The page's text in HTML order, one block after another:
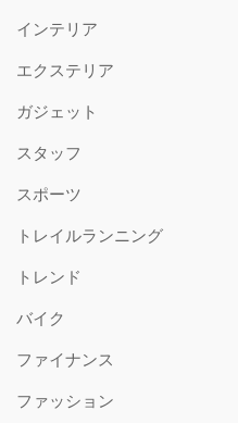
インテリア
エクステリア
ガジェット
スタッフ
スポーツ
トレイルランニング
トレンド
バイク
ファイナンス
ファッション